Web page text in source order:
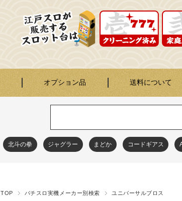
オプション品 送料について
北斗の拳 ジャグラー まどか コードギアス
TOP パチスロ実機メーカー別検索 ユニバーサルブロス